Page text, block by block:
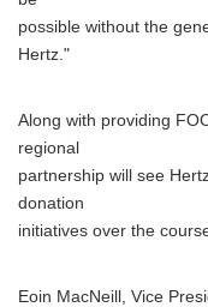
possible without the
Hertz."
Along with providing
regional
partnership will see
donation
initiatives over the
Eoin MacNeill, Vice